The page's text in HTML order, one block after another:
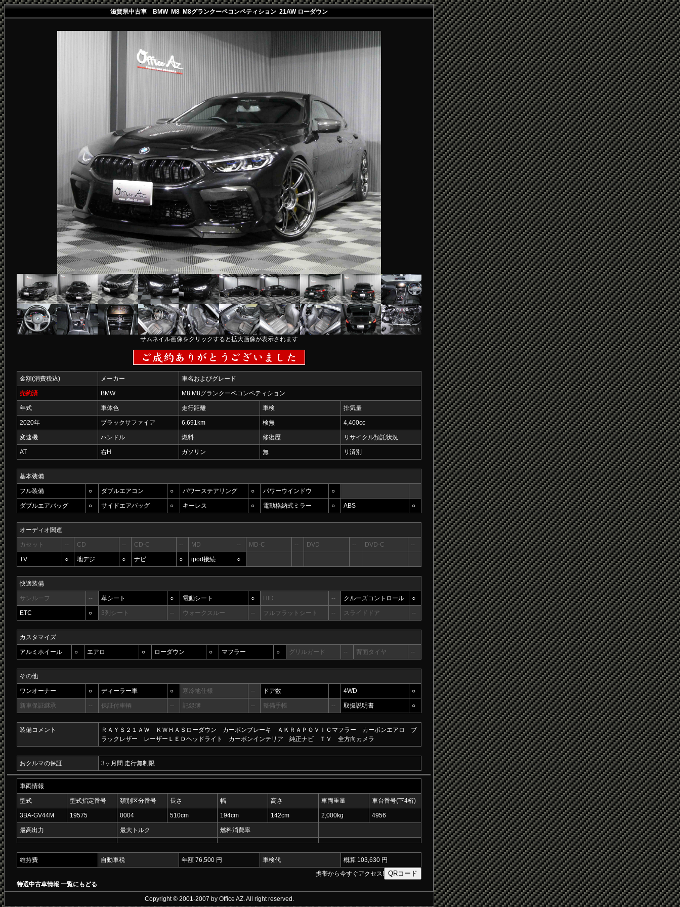
滋賀県中古車 BMW M8 M8グランクーペコンペティション 21AW ローダウン
サムネイル画像をクリックすると拡大画像が表示されます
金額(消費税込) メーカー 車名およびグレード
売約済 BMW M8 M8グランクーペコンペティション
年式 車体色 走行距離 車検 排気量
2020年 ブラックサファイア 6,691km 検無 4,400cc
変速機 ハンドル 燃料 修復歴 リサイクル預託状況
AT 右H ガソリン 無 リ済別
基本装備
フル装備 ○ ダブルエアコン ○ パワーステアリング ○ パワーウインドウ ○
ダブルエアバッグ ○ サイドエアバッグ ○ キーレス ○ 電動格納式ミラー ○ ABS ○
オーディオ関連
カセット -- CD -- CD-C -- MD -- MD-C -- DVD -- DVD-C --
TV ○ 地デジ ○ ナビ ○ ipod接続 ○
快適装備
サンルーフ -- 革シート ○ 電動シート ○ HID -- クルーズコントロール ○
ETC ○ 3列シート -- ウォークスルー -- フルフラットシート -- スライドドア --
カスタマイズ
アルミホイール ○ エアロ ○ ローダウン ○ マフラー ○ グリルガード -- 背面タイヤ --
その他
ワンオーナー ○ ディーラー車 ○ 寒冷地仕様 -- ドア数 4WD ○
新車保証継承 -- 保証付車輌 -- 記録簿 -- 整備手帳 -- 取扱説明書 ○
装備コメント
ＲＡＹＳ２１ＡＷ ＫＷＨＡＳローダウン カーボンブレーキ ＡＫＲＡＰＯＶＩＣマフラー カーボンエアロ ブ
ラックレザー レーザーＬＥＤヘッドライト カーボンインテリア 純正ナビ ＴＶ 全方向カメラ
おクルマの保証 3ヶ月間 走行無制限
車両情報
型式 型式指定番号 類別区分番号 長さ 幅 高さ 車両重量 車台番号(下4桁)
3BA-GV44M 19575 0004 510cm 194cm 142cm 2,000kg 4956
最高出力 最大トルク 燃料消費率
維持費 自動車税 年額 76,500 円 車検代
概算 103,630 円
携帯から今すぐアクセス!
特選中古車情報 一覧にもどる
Copyright © 2001-2007 by Office AZ. All right reserved.